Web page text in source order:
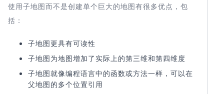
使用子地图而不是创建单个巨大的地图有很多优点，包
括：
子地图更具有可读性
子地图为地图增加了实际上的第三维和第四维度
子地图就像编程语言中的函数或方法一样，可以在
父地图的多个位置引用